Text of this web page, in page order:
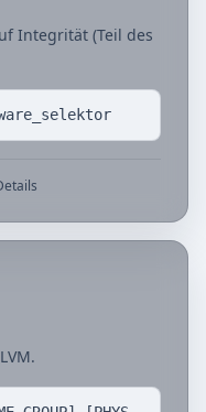
Integrität (Teil des